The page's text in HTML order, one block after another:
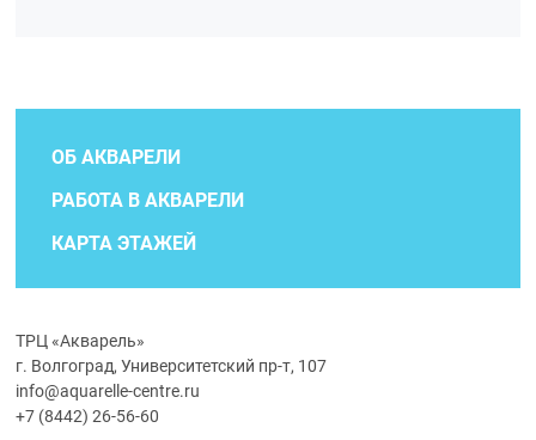
ОБ АКВАРЕЛИ
РАБОТА В АКВАРЕЛИ
КАРТА ЭТАЖЕЙ
ТРЦ «Акварель»
г. Волгоград, Университетский пр-т, 107
info@aquarelle-centre.ru
+7 (8442) 26-56-60